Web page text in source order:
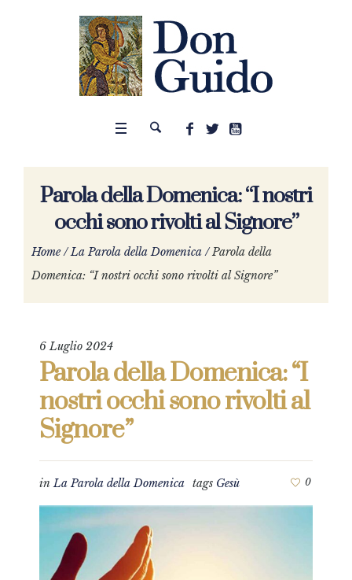
Parola della Domenica: “I nostri
occhi sono rivolti al Signore”
Home /La Parola della Domenica /Parola della
Domenica: “I nostri occhi sono rivolti al Signore”
6 Luglio 2024
Parola della Domenica: “I
nostri occhi sono rivolti al
Signore”
inLa Parola della Domenica tags Gesù 0